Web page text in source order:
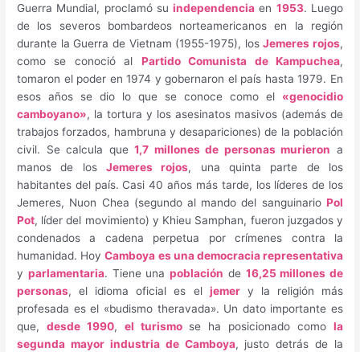
Guerra Mundial, proclamó suindependencia en 1953. Luego
de los severos bombardeos norteamericanos en la región
durante la Guerra de Vietnam (1955-1975), losJemeres rojos,
como se conoció al Partido Comunista de Kampuchea,
tomaron el poder en 1974 y gobernaron el país hasta 1979. En
esos años se dio lo que se conoce como el «genocidio
camboyano», la tortura y los asesinatos masivos (además de
trabajos forzados, hambruna y desapariciones) de la población
civil. Se calcula que1,7 millones de personas murieron a
manos de losJemeres rojos, una quinta parte de los
habitantes del país. Casi 40 años más tarde, los líderes de los
Jemeres, Nuon Chea (segundo al mando del sanguinario Pol
Pot, líder del movimiento) y Khieu Samphan, fueron juzgados y
condenados a cadena perpetua por crímenes contra la
humanidad. HoyCamboya es una democracia representativa
y parlamentaria. Tiene unapoblación de 16,25 millones de
personas, el idioma oficial es el jemery la religión más
profesada es el «budismo theravada». Un dato importante es
que, desde 1990, el turismose ha posicionado comola
segunda mayor industria de Camboya, justo detrás de la